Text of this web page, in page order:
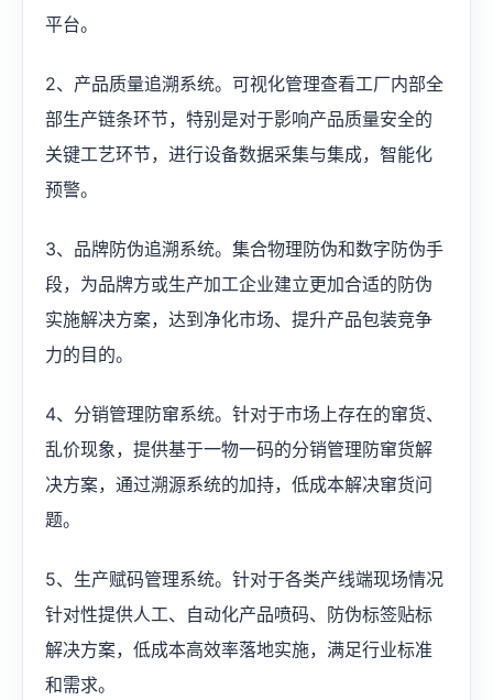
平台。
2、产品质量追溯系统。可视化管理查看工厂内部全
部生产链条环节，特别是对于影响产品质量安全的
关键工艺环节，进行设备数据采集与集成，智能化
预警。
3、品牌防伪追溯系统。集合物理防伪和数字防伪手
段，为品牌方或生产加工企业建立更加合适的防伪
实施解决方案，达到净化市场、提升产品包装竞争
力的目的。
4、分销管理防窜系统。针对于市场上存在的窜货、
乱价现象，提供基于一物一码的分销管理防窜货解
决方案，通过溯源系统的加持，低成本解决窜货问
题。
5、生产赋码管理系统。针对于各类产线端现场情况
针对性提供人工、自动化产品喷码、防伪标签贴标
解决方案，低成本高效率落地实施，满足行业标准
和需求。